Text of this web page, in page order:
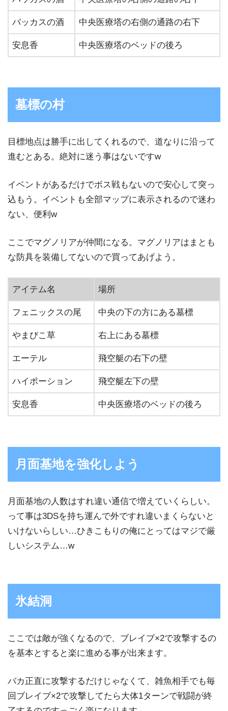
バッカスの酒 中央医療塔の右側の通路の右下
安息香 中央医療塔のベッドの後ろ
墓標の村
目標地点は勝手に出してくれるので、道なりに沿って
進むとある。絶対に迷う事はないですw
イベントがあるだけでボス戦もないので安心して突っ
込もう。イベントも全部マップに表示されるので迷わ
ない、便利w
ここでマグノリアが仲間になる。マグノリアはまとも
な防具を装備してないので買ってあげよう。
アイテム名 場所
フェニックスの尾 中央の下の方にある墓標
やまびこ草 右上にある墓標
エーテル 飛空艇の右下の壁
ハイポーション 飛空艇左下の壁
安息香 中央医療塔のベッドの後ろ
月面基地を強化しよう
月面基地の人数はすれ違い通信で増えていくらしい。
って事は3DSを持ち運んで外ですれ違いまくらないと
いけないらしい…ひきこもりの俺にとってはマジで厳
しいシステム…w
氷結洞
ここでは敵が強くなるので、ブレイブ×2で攻撃するの
を基本とすると楽に進める事が出来ます。
バカ正直に攻撃するだけじゃなくて、雑魚相手でも毎
回ブレイブ×2で攻撃してたら大体1ターンで戦闘が終